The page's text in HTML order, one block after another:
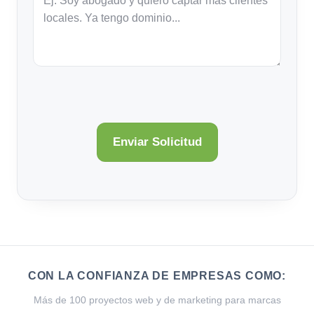
CON LA CONFIANZA DE EMPRESAS COMO:
Más de 100 proyectos web y de marketing para marcas